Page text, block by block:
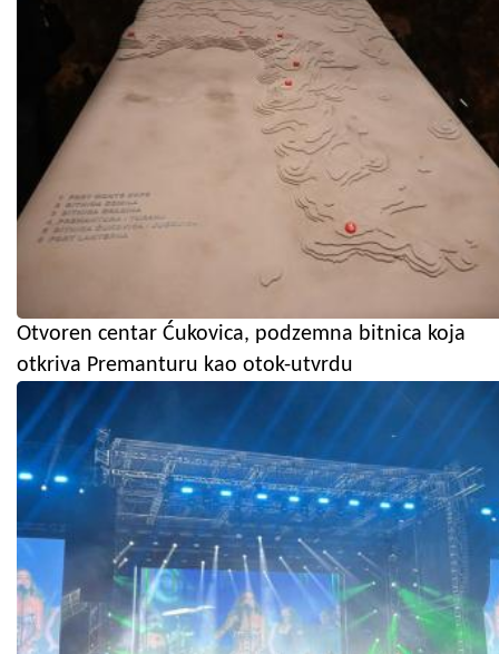
Otvoren centar Ćukovica, podzemna bitnica koja
otkriva Premanturu kao otok-utvrdu